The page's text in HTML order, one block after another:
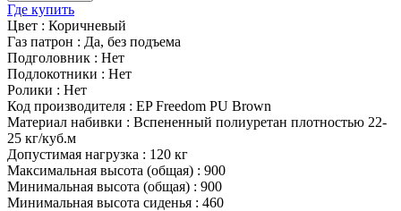
Где купить
Цвет : Коричневый
Газ патрон : Да, без подъема
Подголовник : Нет
Подлокотники : Нет
Ролики : Нет
Код производителя : EP Freedom PU Brown
Материал набивки : Вспененный полиуретан плотностью 22-
25 кг/куб.м
Допустимая нагрузка : 120 кг
Максимальная высота (общая) : 900
Минимальная высота (общая) : 900
Минимальная высота сиденья : 460